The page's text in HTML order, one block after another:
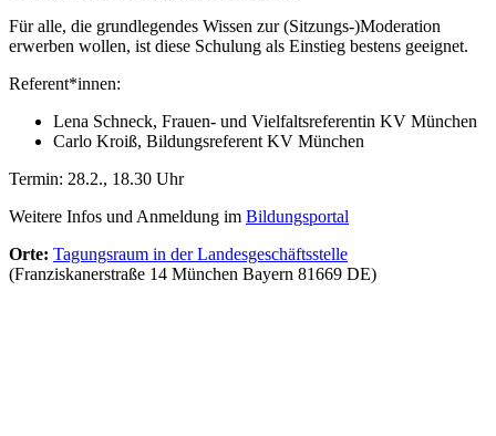
Für alle, die grundlegendes Wissen zur (Sitzungs-)Moderation
erwerben wollen, ist diese Schulung als Einstieg bestens geeignet.
Referent*innen:
Lena Schneck, Frauen- und Vielfaltsreferentin KV München
Carlo Kroiß, Bildungsreferent KV München
Termin: 28.2., 18.30 Uhr
Weitere Infos und Anmeldung im Bildungsportal
Orte: Tagungsraum in der Landesgeschäftsstelle
(Franziskanerstraße 14 München Bayern 81669 DE)